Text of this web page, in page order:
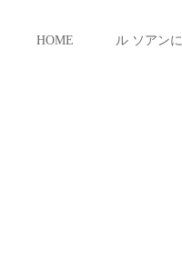
HOME ル ソアン